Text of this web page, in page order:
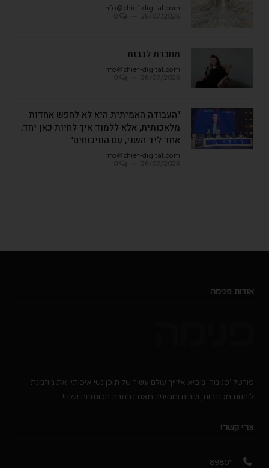
info@chief-digital.com
מחברת לבבות
info@chief-digital.com
"העבודה האמיתית היא לא לחפש אחדות
מלאכותית, אלא ללמוד איך לחיות כאן יחד,
אחד ליד השני, עם הוויכוחים"
info@chief-digital.com
אודות פנימה
פורטל 'פנימה' מביא אלייך עולם עשיר של תוכן נשי איכותי. את מוזמנת
ליהנות מכתבות, טורים ומגזינים מאת נבחרת הכותבות שלנו!
צרי קשר!
*8980